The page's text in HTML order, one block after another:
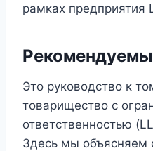
рамках предприятия
Это руководство к
товарищество с
ответственностью
Здесь мы объясняем